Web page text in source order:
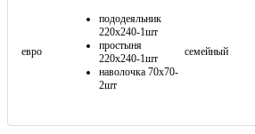
евро
пододеяльник
220х240-1шт
простыня
220х240-1шт
наволочка 70х70-
2шт
семейный